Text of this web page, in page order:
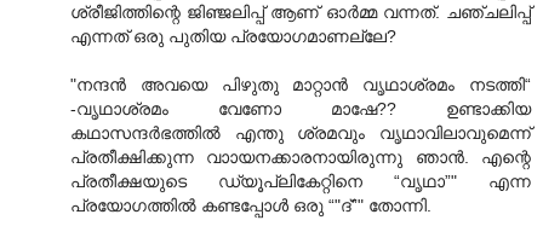
ശ്രീജിത്തിന്റെ ജിഞ്ജലിപ്പ് ആണ് ഓര്‍മ്മ വന്നത്. ചഞ്ചലിപ്പ്
എന്നത് ഒരു പുതിയ പ്രയോഗമാണല്ലേ?
"നന്ദന്‍ അവയെ പിഴുതു മാറ്റാന്‍ വൃഥാശ്രമം നടത്തി“
-വൃഥാശ്രമം വേണോ മാഷേ?? ഉണ്ടാക്കിയ
കഥാസന്ദര്‍ഭത്തില്‍ എന്തു ശ്രമവും വൃഥാവിലാവുമെന്ന്
പ്രതീക്ഷിക്കുന്ന വാ‍ായനക്കാരനായിരുന്നു ഞാന്‍. എന്റെ
പ്രതീക്ഷയുടെ ഡ്യൂപ്ലികേറ്റിനെ “വൃഥാ”" എന്ന
പ്രയോഗത്തില്‍ കണ്ടപ്പോള്‍ ഒരു “"ദ്”" തോന്നി.